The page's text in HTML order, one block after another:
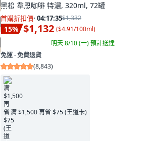
黑松 韋恩咖啡 特濃, 320ml, 72罐
首購折扣價· 04:17:34$1,332
15% $1,132 ($4.91/100ml)
明天 8/10 (一)預計送達
免運 ∙ 免費退貨
(8,843)
满 $1,500 再省 $75 (王道卡)